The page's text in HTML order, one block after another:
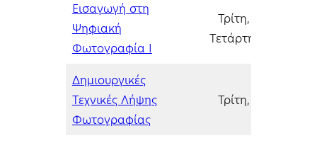
Εισαγωγή στη
Ψηφιακή
Φωτογραφία Ι
Τρίτη, 03/02/
Τετάρτη, 04/02/
Δημιουργικές
Τεχνικές Λήψης
Φωτογραφίας
Τρίτη, 03/02/